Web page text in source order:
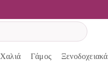
Χαλιά Γάμος Ξενοδοχειακά